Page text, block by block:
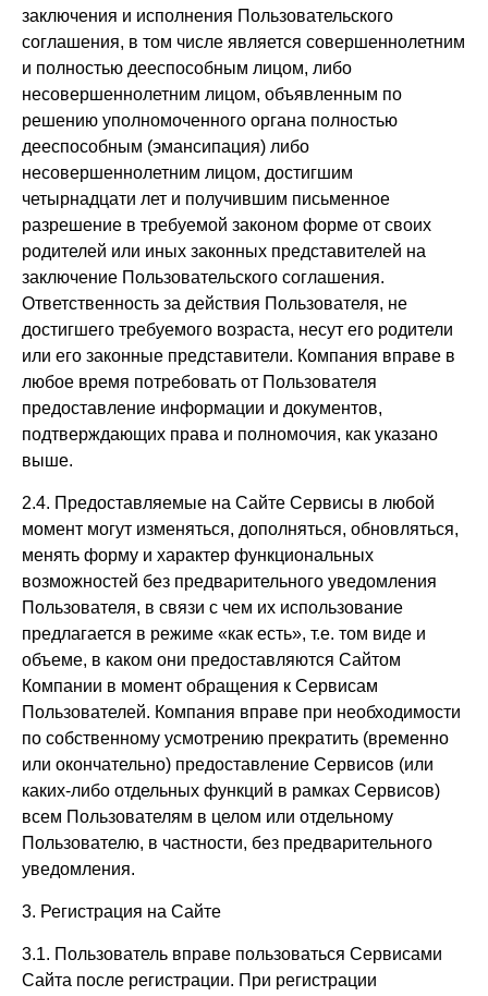
заключения и исполнения Пользовательского
соглашения, в том числе является совершеннолетним
и полностью дееспособным лицом, либо
несовершеннолетним лицом, объявленным по
решению уполномоченного органа полностью
дееспособным (эмансипация) либо
несовершеннолетним лицом, достигшим
четырнадцати лет и получившим письменное
разрешение в требуемой законом форме от своих
родителей или иных законных представителей на
заключение Пользовательского соглашения.
Ответственность за действия Пользователя, не
достигшего требуемого возраста, несут его родители
или его законные представители. Компания вправе в
любое время потребовать от Пользователя
предоставление информации и документов,
подтверждающих права и полномочия, как указано
выше.
2.4. Предоставляемые на Сайте Сервисы в любой
момент могут изменяться, дополняться, обновляться,
менять форму и характер функциональных
возможностей без предварительного уведомления
Пользователя, в связи с чем их использование
предлагается в режиме «как есть», т.е. том виде и
объеме, в каком они предоставляются Сайтом
Компании в момент обращения к Сервисам
Пользователей. Компания вправе при необходимости
по собственному усмотрению прекратить (временно
или окончательно) предоставление Сервисов (или
каких-либо отдельных функций в рамках Сервисов)
всем Пользователям в целом или отдельному
Пользователю, в частности, без предварительного
уведомления.
3. Регистрация на Сайте
3.1. Пользователь вправе пользоваться Сервисами
Сайта после регистрации. При регистрации